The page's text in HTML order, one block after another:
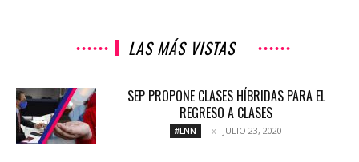
LAS MÁS VISTAS
SEP PROPONE CLASES HÍBRIDAS PARA EL
REGRESO A CLASES
#LNN JULIO 23, 2020